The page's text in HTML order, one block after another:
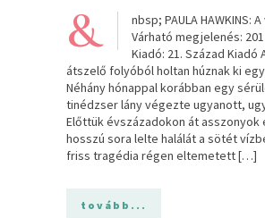
&
nbsp; PAULA HAWKINS:
Várható megjelenés:
Kiadó: 21. Század Kiadó
átszelő folyóból holtan húznak ki
Néhány hónappal korábban egy
tinédzser lány végezte ugyanott,
Előttük évszázadokon át asszonyok
hosszú sora lelte halálát a sötét
friss tragédia régen eltemetett […]
tovább...